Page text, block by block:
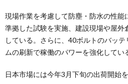
現場作業を考慮して防塵・防水の性能
準拠した試験を実施、建設現場や屋外
している。さらに、40ボルトのバッ
ムの刷新で稼働のパワーを強化してい
日本市場には今年3月下旬の出荷開始